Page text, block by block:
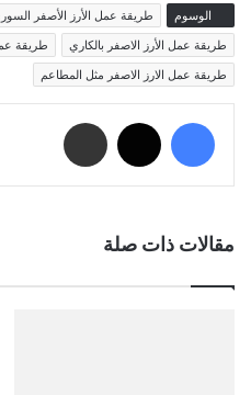
الوسوم طريقة عمل الأرز الأصفر
طريقة عمل الأرز الاصفر بالكاري
طريقة
طريقة عمل الارز الاصفر مثل المطاعم
فيسبوك
مقالات ذات صلة